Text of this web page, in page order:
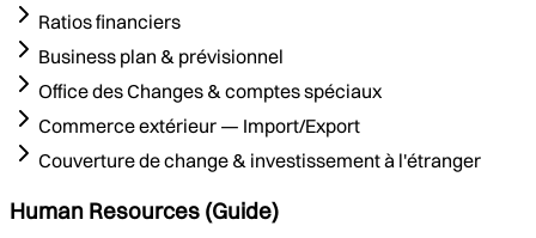
Ratios financiers
Business plan & prévisionnel
Office des Changes & comptes spéciaux
Commerce extérieur — Import/Export
Couverture de change & investissement à l'étranger
Human Resources (Guide)